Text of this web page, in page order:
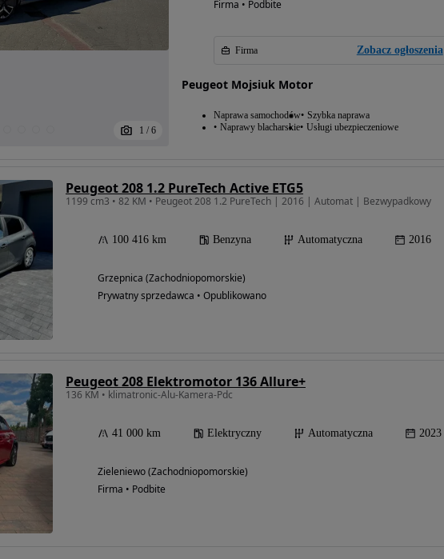
1 / 6
Firma • Podbite
Firma Zobacz ogłoszenia
Peugeot Mojsiuk Motor
Naprawa samochodów Szybka naprawa
Naprawy blacharskie Usługi ubezpieczeniowe
Peugeot 208 1.2 PureTech Active ETG5
1199 cm3 • 82 KM • Peugeot 208 1.2 PureTech | 2016 | Automat | Bezwypadkowy
100 416 km Benzyna Automatyczna 2016
Grzepnica (Zachodniopomorskie)
Prywatny sprzedawca • Opublikowano
Peugeot 208 Elektromotor 136 Allure+
136 KM • klimatronic-Alu-Kamera-Pdc
41 000 km Elektryczny Automatyczna 2023
Zieleniewo (Zachodniopomorskie)
Firma • Podbite